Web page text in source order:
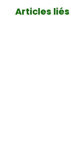
Articles liés